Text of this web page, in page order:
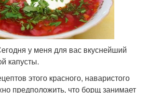
у меня для вас вкуснейший
капусты.
этого красного, наваристого
предположить, что борщ занимает